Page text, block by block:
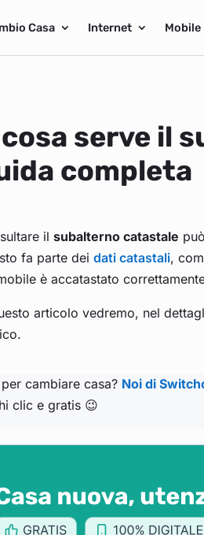
Casa Internet Mobile
serve il
completa
il subalterno catastale
fa parte dei dati catastali,
è accatastato
articolo vedremo, nel
cambiare casa? Noi di
clic e gratis 😉